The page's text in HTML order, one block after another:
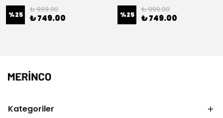
%25
₺ 999.00
₺ 749.00 %25
₺ 999.00
₺ 749.00
Kategoriler